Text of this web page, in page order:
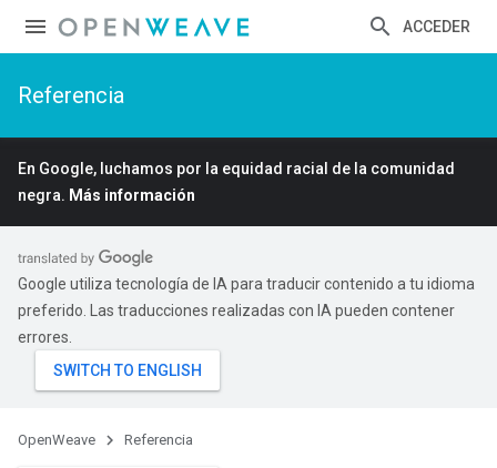
ACCEDER
Referencia
En Google, luchamos por la equidad racial de la comunidad
negra. Más información
Google utiliza tecnología de IA para traducir contenido a tu idioma
preferido. Las traducciones realizadas con IA pueden contener
errores.
OpenWeave Referencia